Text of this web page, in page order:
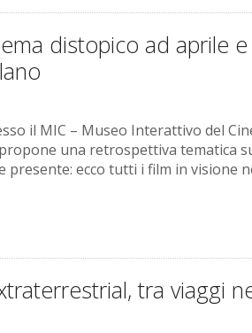
distopico ad aprile e
il MIC – Museo Interattivo del
una retrospettiva tematica
presente: ecco tutti i film in visione
tra viaggi